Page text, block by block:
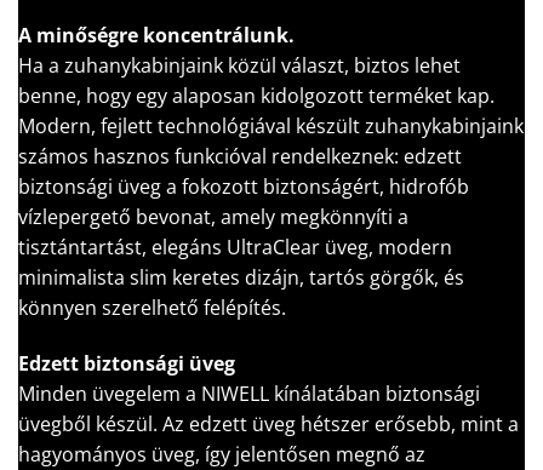
A minőségre koncentrálunk.
Ha a zuhanykabinjaink közül választ, biztos lehet
benne, hogy egy alaposan kidolgozott terméket kap.
Modern, fejlett technológiával készült zuhanykabinjaink
számos hasznos funkcióval rendelkeznek: edzett
biztonsági üveg a fokozott biztonságért, hidrofób
vízlepergető bevonat, amely megkönnyíti a
tisztántartást, elegáns UltraClear üveg, modern
minimalista slim keretes dizájn, tartós görgők, és
könnyen szerelhető felépítés.
Edzett biztonsági üveg
Minden üvegelem a NIWELL kínálatában biztonsági
üvegből készül. Az edzett üveg hétszer erősebb, mint a
hagyományos üveg, így jelentősen megnő az